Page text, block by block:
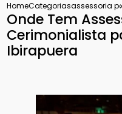
HomeCategoriasassessoria
Onde Tem
Cerimonialista
Ibirapuera